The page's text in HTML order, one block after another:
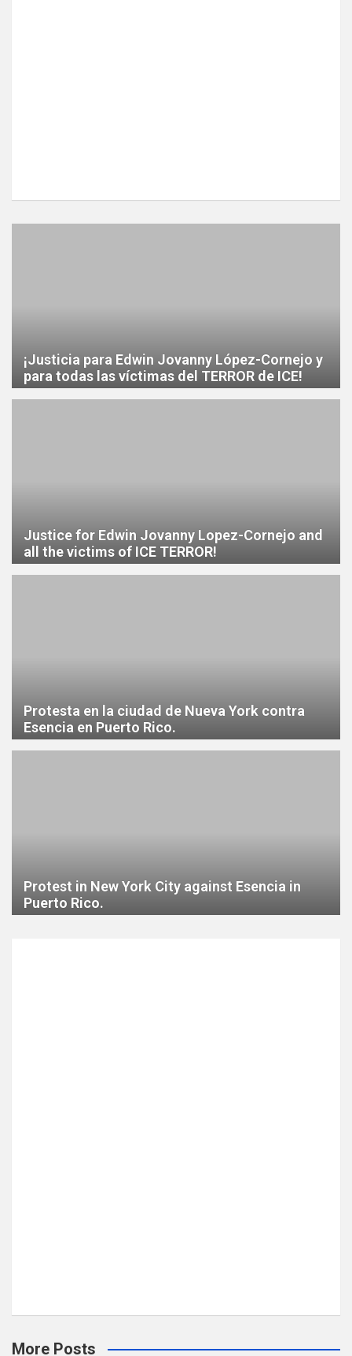
¡Justicia para Edwin Jovanny López-Cornejo y
para todas las víctimas del TERROR de ICE!
Justice for Edwin Jovanny Lopez-Cornejo and
all the victims of ICE TERROR!
Protesta en la ciudad de Nueva York contra
Esencia en Puerto Rico.
Protest in New York City against Esencia in
Puerto Rico.
More Posts